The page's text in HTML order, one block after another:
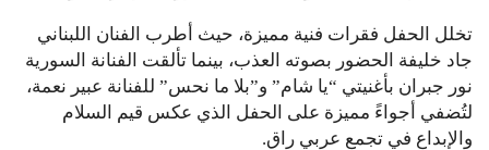
تخلل الحفل فقرات فنية مميزة، حيث أطرب الفنان اللبناني
جاد خليفة الحضور بصوته العذب، بينما تألقت الفنانة السورية
نور جبران بأغنيتي “يا شام” و”بلا ما نحس” للفنانة عبير نعمة،
لتُضفي أجواءً مميزة على الحفل الذي عكس قيم السلام
والإبداع في تجمع عربي راقٍ.